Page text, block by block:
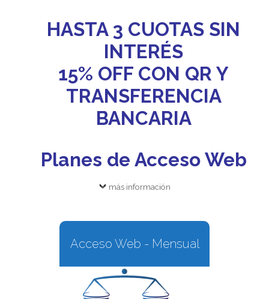
HASTA 3 CUOTAS SIN
INTERÉS
15% OFF CON QR Y
TRANSFERENCIA
BANCARIA
Planes de Acceso Web
más información
Acceso Web - Mensual